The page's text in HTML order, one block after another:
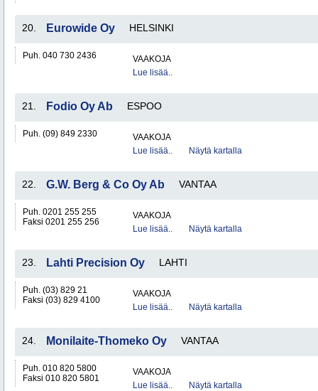
20. Eurowide Oy HELSINKI
Puh. 040 730 2436
VAAKOJA
Lue lisää..
21. Fodio Oy Ab ESPOO
Puh. (09) 849 2330
VAAKOJA
Lue lisää..
Näytä kartalla
22. G.W. Berg & Co Oy Ab VANTAA
Puh. 0201 255 255
Faksi 0201 255 256
VAAKOJA
Lue lisää..
Näytä kartalla
23. Lahti Precision Oy LAHTI
Puh. (03) 829 21
Faksi (03) 829 4100
VAAKOJA
Lue lisää..
Näytä kartalla
24. Monilaite-Thomeko Oy VANTAA
Puh. 010 820 5800
Faksi 010 820 5801
VAAKOJA
Lue lisää..
Näytä kartalla